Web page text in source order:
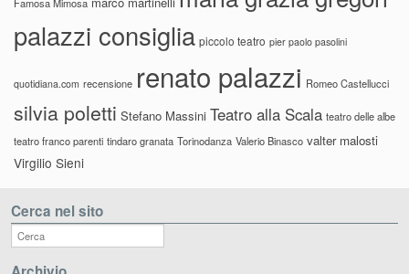
palazzi consiglia piccolo teatro pier paolo pasolini
quotidiana.com recensione renato palazzi Romeo Castellucci
silvia poletti Stefano Massini Teatro alla Scala teatro delle albe
teatro franco parenti tindaro granata Torinodanza Valerio Binasco valter malosti
Virgilio Sieni
Cerca nel sito